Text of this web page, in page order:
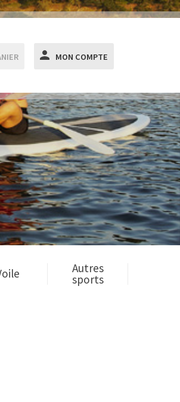
MON COMPTE
Autres
sports